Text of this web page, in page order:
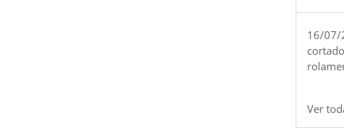
16/07/
Ver